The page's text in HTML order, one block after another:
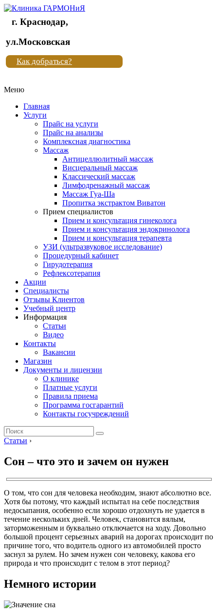
Клиника
"Новая
жизнь"
Клиника
жизнь"
г. Краснодар,
ул.Московская
Как добраться?
Меню
Главная
Услуги
Прайс на услуги
Прайс на анализы
Комплексная диагностика
Массаж
Антицеллюлитный массаж
Висцеральный массаж
Классический массаж
Лимфодренажный массаж
Массаж Гуа-Ша
Пропитка экстрактом Виватон
Прием специалистов
Прием и консультация гинеколога
Прием и консультация эндокринолога
Прием и консультация терапевта
УЗИ (ультразвуковое исследование)
Процедурный кабинет
Гирудотерапия
Рефлексотерапия
Акции
Специалисты
Отзывы Клиентов
Учебный центр
Информация
Статьи
Видео
Контакты
Вакансии
Магазин
Документы и лицензии
О клинике
Платные услуги
Правила приема
Программа госгарантий
Контакты госучреждений
Статьи ›
Сон – что это и зачем он нужен
О том, что сон для человека необходим, знают абсолютно все.
Хотя бы потому, что каждый испытал на себе последствия
недосыпания, особенно если хорошо отдохнуть не удается в
течение нескольких дней. Человек, становится вялым,
заторможенным и буквально отключается на ходу. Довольно
большой процент серьезных аварий на дорогах происходит по
причине того, что водитель одного из автомобилей просто
заснул за рулем. Но зачем нужен сон человеку, какова его
природа и что происходит с телом в этот период?
Немного истории